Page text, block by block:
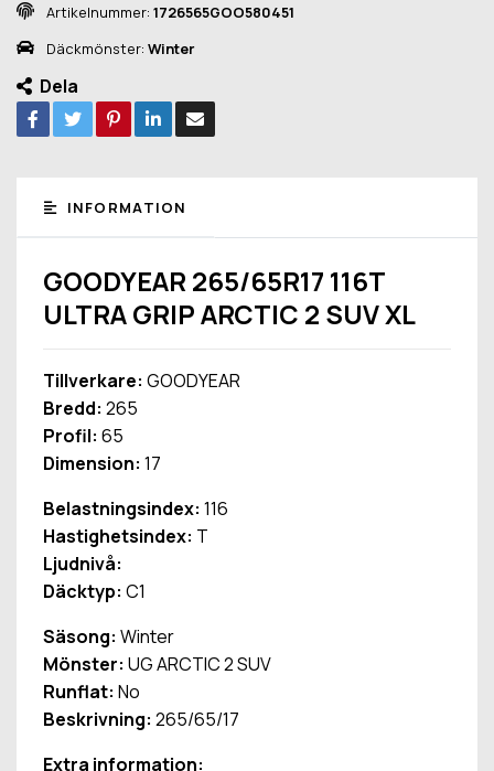
Artikelnummer: 1726565GOO580451
Däckmönster: Winter
Dela
INFORMATION
GOODYEAR 265/65R17 116T
ULTRA GRIP ARCTIC 2 SUV XL
Tillverkare: GOODYEAR
Bredd: 265
Profil: 65
Dimension: 17
Belastningsindex: 116
Hastighetsindex: T
Ljudnivå:
Däcktyp: C1
Säsong: Winter
Mönster: UG ARCTIC 2 SUV
Runflat: No
Beskrivning: 265/65/17
Extra information: